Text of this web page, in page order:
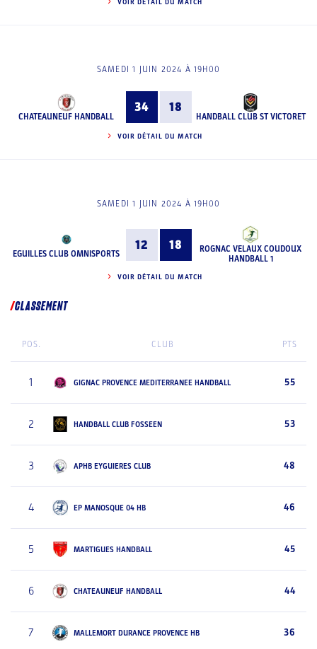
VOIR DÉTAIL DU MATCH
SAMEDI 1 JUIN 2024 À 19H00
CHATEAUNEUF HANDBALL
34 18
HANDBALL CLUB ST VICTORET
VOIR DÉTAIL DU MATCH
SAMEDI 1 JUIN 2024 À 19H00
EGUILLES CLUB OMNISPORTS
12 18
ROGNAC VELAUX COUDOUX
HANDBALL 1
VOIR DÉTAIL DU MATCH
CLASSEMENT
POS. CLUB PTS
1 GIGNAC PROVENCE MEDITERRANEE HANDBALL 55
2 HANDBALL CLUB FOSSEEN 53
3 APHB EYGUIERES CLUB 48
4 EP MANOSQUE 04 HB 46
5 MARTIGUES HANDBALL 45
6 CHATEAUNEUF HANDBALL 44
7 MALLEMORT DURANCE PROVENCE HB 36